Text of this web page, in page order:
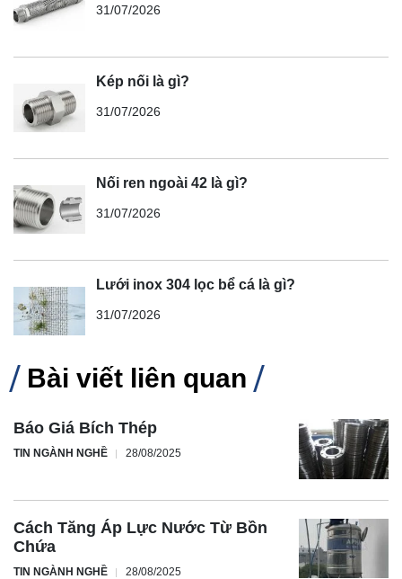
31/07/2026
Kép nối là gì?
31/07/2026
Nối ren ngoài 42 là gì?
31/07/2026
Lưới inox 304 lọc bể cá là gì?
31/07/2026
Bài viết liên quan
Báo Giá Bích Thép
TIN NGÀNH NGHỀ 28/08/2025
Cách Tăng Áp Lực Nước Từ Bồn
Chứa
TIN NGÀNH NGHỀ 28/08/2025